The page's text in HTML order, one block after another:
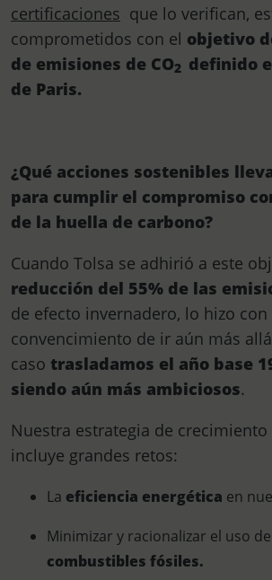
certificaciones que lo verifican,
comprometidos con el objetivo
de emisiones de CO2 definido
de Paris.
¿Qué acciones sostenibles
para cumplir el compromiso
de la huella de carbono?
Cuando Tolsa se adhirió a este
reducción del 55% de las
de efecto invernadero, lo hizo con
convencimiento de ir aún más
caso trasladamos el año base
siendo aún más ambiciosos.
Nuestra estrategia de
incluye grandes retos:
La eficiencia energética en
Minimizar y racionalizar el uso
combustibles fósiles.